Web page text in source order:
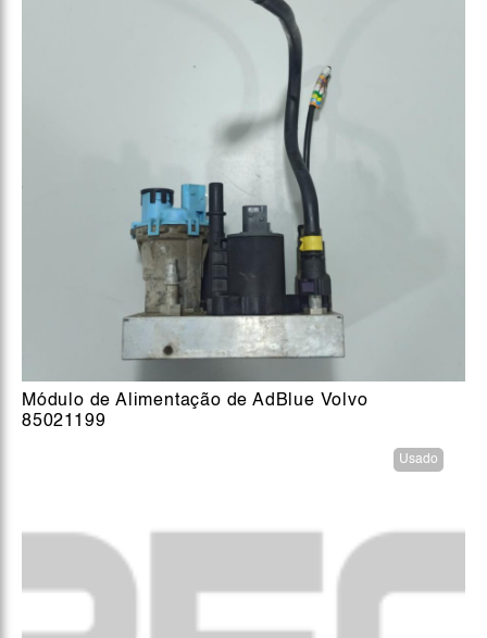
Módulo de Alimentação de AdBlue Volvo
85021199
Usado